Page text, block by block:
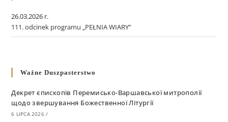
26.03.2026 r.
111. odcinek programu „PEŁNIA WIARY”
Ważne Duszpasterstwo
Декрет єпископів Перемисько-Варшавської митрополії
щодо звершування Божественної Літургії
6 LIPCA 2026 /